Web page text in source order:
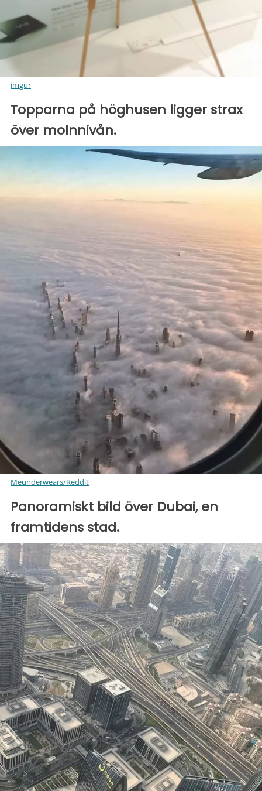
imgur
Topparna på höghusen ligger strax
över molnnivån.
Meunderwears/Reddit
Panoramiskt bild över Dubai, en
framtidens stad.